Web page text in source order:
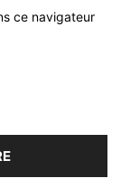
ce navigateur